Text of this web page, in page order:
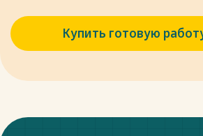
Купить готовую